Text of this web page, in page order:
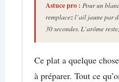
Astucepro : Pour un
remplacez l’ail jaune par
30 secondes. L’arôme
Ce plat a quelque
à préparer. Tout ce